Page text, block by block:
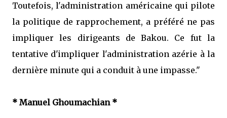
Toutefois, l'administration américaine qui pilote
la politique de rapprochement, a préféré ne pas
impliquer les dirigeants de Bakou. Ce fut la
tentative d'impliquer l'administration azérie à la
dernière minute qui a conduit à une impasse."
* Manuel Ghoumachian *